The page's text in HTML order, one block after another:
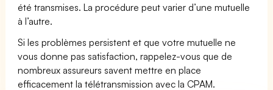
été transmises. La procédure peut varier d’une mutuelle
à l’autre.
Si les problèmes persistent et que votre mutuelle ne
vous donne pas satisfaction, rappelez-vous que de
nombreux assureurs savent mettre en place
efficacement la télétransmission avec la CPAM.